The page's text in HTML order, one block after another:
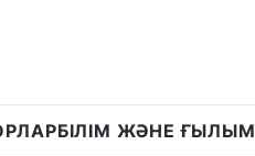
БІЛІМ ЖӘНЕ ҒЫЛЫМ